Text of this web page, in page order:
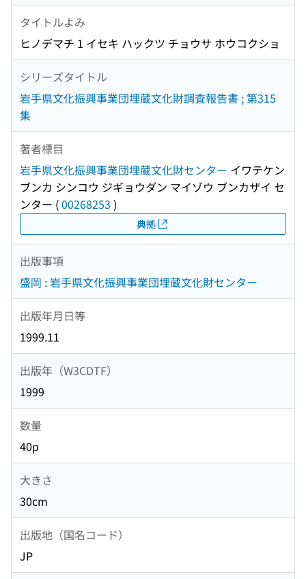
タイトルよみ
ヒノデマチ 1 イセキ ハックツ チョウサ ホウコクショ
シリーズタイトル
岩手県文化振興事業団埋蔵文化財調査報告書 ; 第315
集
著者標目
岩手県文化振興事業団埋蔵文化財センター イワテケン
ブンカ シンコウ ジギョウダン マイゾウ ブンカザイ セ
ンター (00268253 )
典拠
出版事項
盛岡 : 岩手県文化振興事業団埋蔵文化財センター
出版年月日等
1999.11
出版年（W3CDTF）
1999
数量
40p
大きさ
30cm
出版地（国名コード）
JP